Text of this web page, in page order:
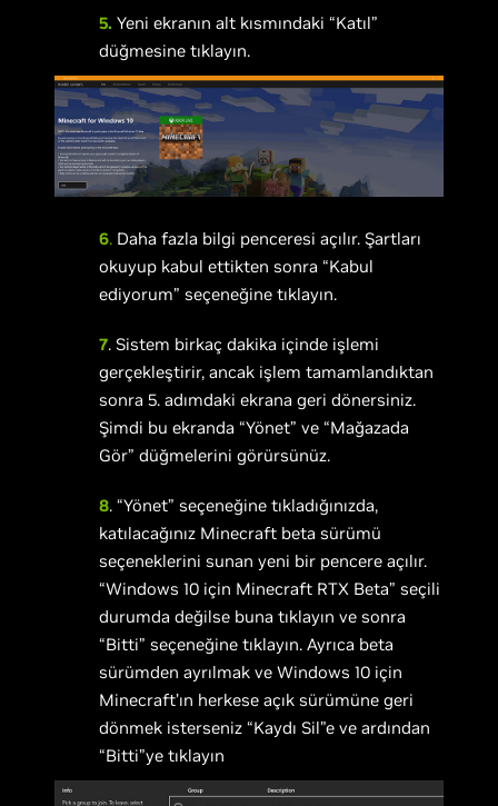
5. Yeni ekranın alt kısmındaki “Katıl”
düğmesine tıklayın.
6. Daha fazla bilgi penceresi açılır. Şartları
okuyup kabul ettikten sonra “Kabul
ediyorum” seçeneğine tıklayın.
7. Sistem birkaç dakika içinde işlemi
gerçekleştirir, ancak işlem tamamlandıktan
sonra 5. adımdaki ekrana geri dönersiniz.
Şimdi bu ekranda “Yönet” ve “Mağazada
Gör” düğmelerini görürsünüz.
8. “Yönet” seçeneğine tıkladığınızda,
katılacağınız Minecraft beta sürümü
seçeneklerini sunan yeni bir pencere açılır.
“Windows 10 için Minecraft RTX Beta” seçili
durumda değilse buna tıklayın ve sonra
“Bitti” seçeneğine tıklayın. Ayrıca beta
sürümden ayrılmak ve Windows 10 için
Minecraft’ın herkese açık sürümüne geri
dönmek isterseniz “Kaydı Sil”e ve ardından
“Bitti”ye tıklayın